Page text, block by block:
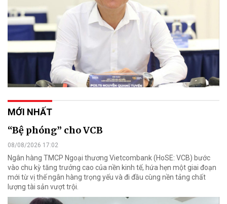
MỚI NHẤT
“Bệ phóng” cho VCB
08/08/2026 17:02
Ngân hàng TMCP Ngoại thương Vietcombank (HoSE: VCB) bước
vào chu kỳ tăng trưởng cao của nền kinh tế, hứa hẹn một giai đoạn
mới từ vị thế ngân hàng trọng yếu và đi đầu cùng nền tảng chất
lượng tài sản vượt trội.